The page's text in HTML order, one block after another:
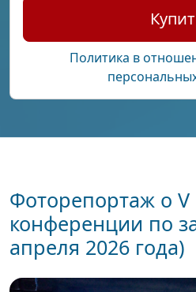
Политика в
Фоторепортаж о V
конференции по
апреля 2026 года)